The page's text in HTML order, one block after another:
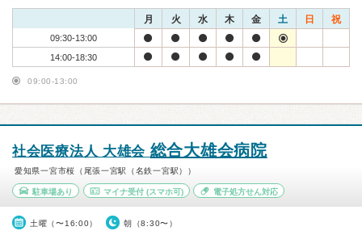
月 火 水 木 金 土 日 祝
09:30-13:00
14:00-18:30
09:00-13:00
社会医療法人 大雄会 総合大雄会病院
愛知県一宮市桜（尾張一宮駅（名鉄一宮駅））
駐車場あり マイナ受付(スマホ可) 電子処方せん対応
土曜（〜16:00） 朝（8:30〜）